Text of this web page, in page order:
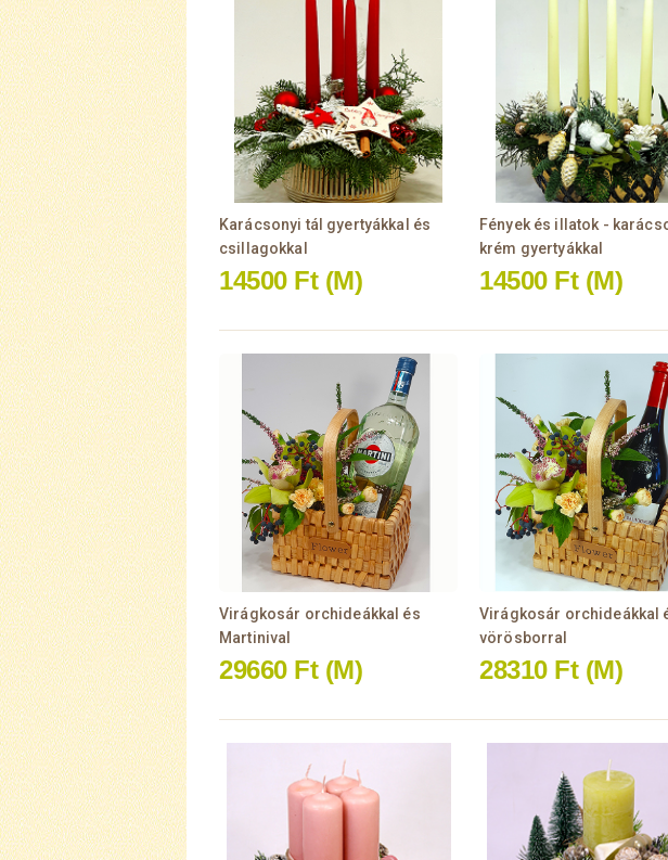
Karácsonyi tál gyertyákkal és
csillagokkal
14500 Ft (M)
Fények és illatok -
krém gyertyákkal
14500 Ft (M)
Virágkosár orchideákkal és
Martinival
29660 Ft (M)
Virágkosár orchideákkal
vörösborral
28310 Ft (M)